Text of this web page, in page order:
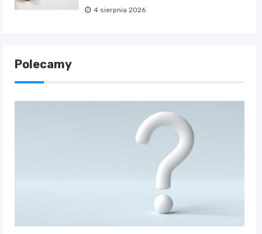
4 sierpnia 2026
Polecamy